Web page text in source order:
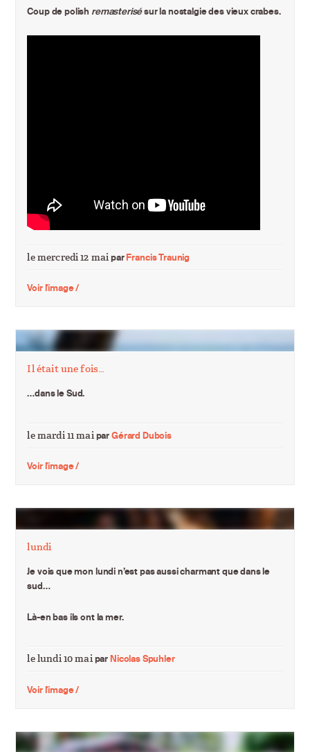
Coup de polish remasterisésur la nostalgie des vieux crabes.
le mercredi 12 maiparFrancis Traunig
Voir l'image /
Il était une fois…
…dans le Sud.
le mardi 11 mai parGérard Dubois
Voir l'image /
lundi
Je vois que mon lundi n’est pas aussi charmant que dans le
sud…
Là-en bas ils ont la mer.
le lundi 10 maiparNicolas Spuhler
Voir l'image /